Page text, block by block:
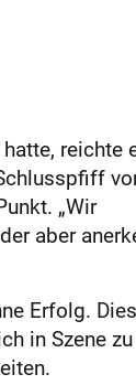
reichte
„Wir
aber
Erfolg.
in Szene zu